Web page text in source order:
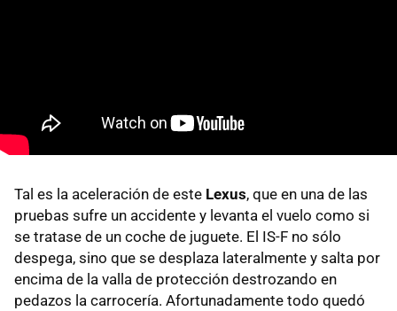
Tal es la aceleración de este Lexus, que en una de las
pruebas sufre un accidente y levanta el vuelo como si
se tratase de un coche de juguete. El IS-F no sólo
despega, sino que se desplaza lateralmente y salta por
encima de la valla de protección destrozando en
pedazos la carrocería. Afortunadamente todo quedó